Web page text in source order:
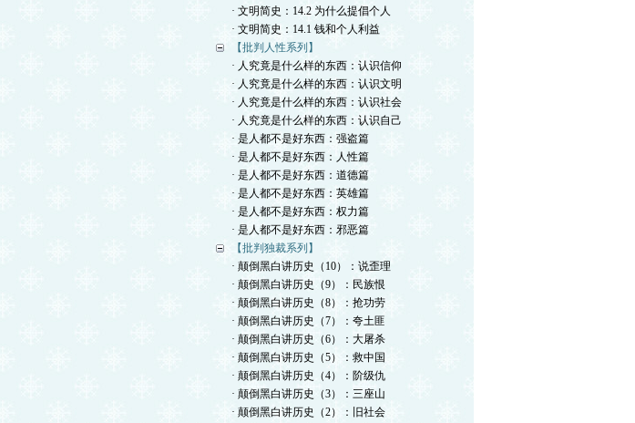
· 文明简史：14.2 为什么提倡个人
· 文明简史：14.1 钱和个人利益
【批判人性系列】
· 人究竟是什么样的东西：认识信仰
· 人究竟是什么样的东西：认识文明
· 人究竟是什么样的东西：认识社会
· 人究竟是什么样的东西：认识自己
· 是人都不是好东西：强盗篇
· 是人都不是好东西：人性篇
· 是人都不是好东西：道德篇
· 是人都不是好东西：英雄篇
· 是人都不是好东西：权力篇
· 是人都不是好东西：邪恶篇
【批判独裁系列】
· 颠倒黑白讲历史（10）：说歪理
· 颠倒黑白讲历史（9）：民族恨
· 颠倒黑白讲历史（8）：抢功劳
· 颠倒黑白讲历史（7）：夸土匪
· 颠倒黑白讲历史（6）：大屠杀
· 颠倒黑白讲历史（5）：救中国
· 颠倒黑白讲历史（4）：阶级仇
· 颠倒黑白讲历史（3）：三座山
· 颠倒黑白讲历史（2）：旧社会